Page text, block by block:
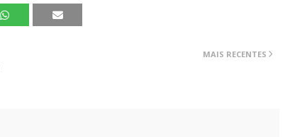
MAIS RECENTES